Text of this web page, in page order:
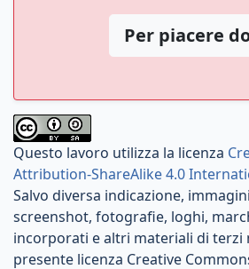
Per piacere
Questo lavoro utilizza la licenza
Attribution-ShareAlike 4.0
Salvo diversa indicazione,
screenshot, fotografie, loghi,
incorporati e altri materiali di terzi
presente licenza Creative